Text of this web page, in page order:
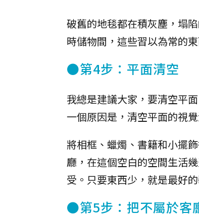
破舊的地毯都在積灰塵，塌
時儲物間，這些習以為常的
●第4步：平面清空
我總是建議大家，要清空平
一個原因是，清空平面的視
將相框、蠟燭、書籍和小擺
廳，在這個空白的空間生活
受。只要東西少，就是最好的
●第5步：把不屬於客